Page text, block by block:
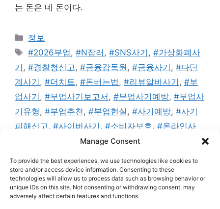
Manage Consent
To provide the best experiences, we use technologies like cookies to
store and/or access device information. Consenting to these
technologies will allow us to process data such as browsing behavior or
unique IDs on this site. Not consenting or withdrawing consent, may
adversely affect certain features and functions.
는 돈은 네 돈이다.
카
테
리
정보
태
그
#2026부업 ,#N잡러 ,#SNS사기 ,#가상화폐사
기 , #경찰청신고 , #금융감독원 , #금융사기 , #다단
계사기 , #더치트 , #돈버는법 , #리뷰알바사기 , #부
업사기 , #부업사기보고서 , #부업사기예방, #부업사
기유형 , #부업추천 , #부업현실 , #사기예방, #사기
피해신고, #사이버사기, #소비자보호, #온라인사
#재택부업사기,#카카오톡사기
방,#합법부업
댓글 남기기